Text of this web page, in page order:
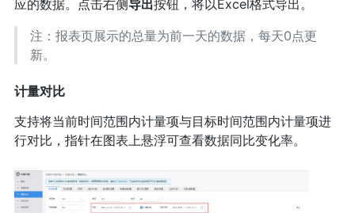
应的数据。点击右侧导出按钮，将以Excel格式导出。
注：报表页展示的总量为前一天的数据，每天0点更
新。
计量对比
支持将当前时间范围内计量项与目标时间范围内计量项进
行对比，指针在图表上悬浮可查看数据同比变化率。